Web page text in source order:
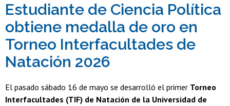
Académicas/os
Funcionarias/os
Egresadas/os
Estudiante de Ciencia Política
obtiene medalla de oro en
Torneo Interfacultades de
Natación 2026
El pasado sábado 16 de mayo se desarrolló el primer Torneo
Interfacultades (TIF) de Natación de la Universidad de